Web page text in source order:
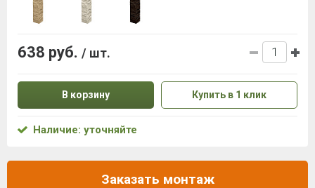
638 руб. / шт.
В корзину Купить в 1 клик
Наличие: уточняйте
Заказать монтаж